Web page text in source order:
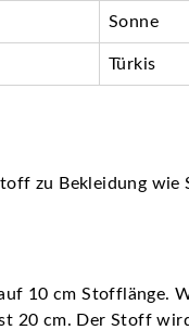
Sonne
Türkis
zu Bekleidung
10 cm Stofflänge.
20 cm. Der Stoff